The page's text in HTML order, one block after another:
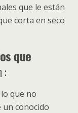
que le están
corta en seco
que
:
que no
un conocido